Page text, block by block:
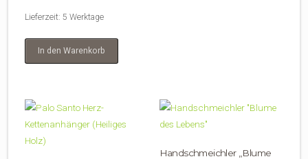
Lieferzeit: 5 Werktage
In den Warenkorb
Handschmeichler „Blume